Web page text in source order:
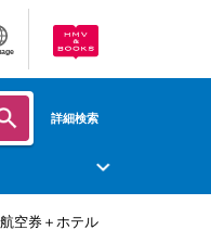
詳細検索
航空券＋ホテル